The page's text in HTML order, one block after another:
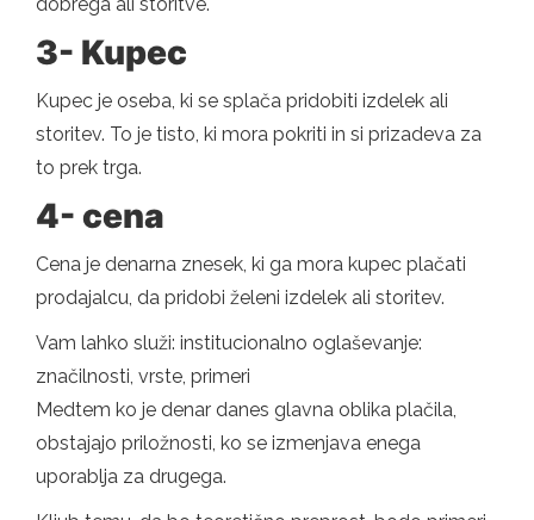
3- Kupec
Kupec je oseba, ki se splača pridobiti izdelek ali
storitev. To je tisto, ki mora pokriti in si prizadeva za
to prek trga.
4- cena
Cena je denarna znesek, ki ga mora kupec plačati
prodajalcu, da pridobi želeni izdelek ali storitev.
Vam lahko služi: institucionalno oglaševanje:
značilnosti, vrste, primeri
Medtem ko je denar danes glavna oblika plačila,
obstajajo priložnosti, ko se izmenjava enega
uporablja za drugega.